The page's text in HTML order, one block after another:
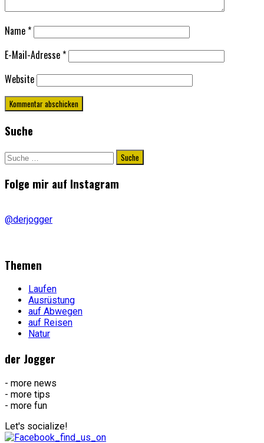
Name*
E-Mail-Adresse*
Website
Suche
Suche
nach:
Folge mir auf Instagram
@derjogger
Themen
Laufen
Ausrüstung
auf Abwegen
auf Reisen
Natur
der Jogger
- more news
- more tips
- more fun
Let's socialize!